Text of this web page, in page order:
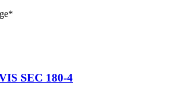
SEC 180-4